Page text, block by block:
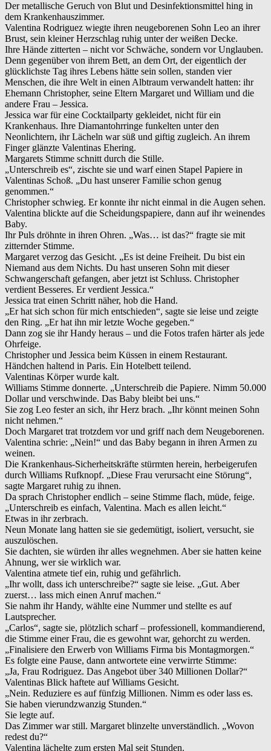
Der metallische Geruch von Blut und Desinfektionsmittel hing in
dem Krankenhauszimmer.
Valentina Rodriguez wiegte ihren neugeborenen Sohn Leo an ihrer
Brust, sein kleiner Herzschlag ruhig unter der weißen Decke.
Ihre Hände zitterten – nicht vor Schwäche, sondern vor Unglauben.
Denn gegenüber von ihrem Bett, an dem Ort, der eigentlich der
glücklichste Tag ihres Lebens hätte sein sollen, standen vier
Menschen, die ihre Welt in einen Albtraum verwandelt hatten: ihr
Ehemann Christopher, seine Eltern Margaret und William und die
andere Frau – Jessica.
Jessica war für eine Cocktailparty gekleidet, nicht für ein
Krankenhaus. Ihre Diamantohrringe funkelten unter den
Neonlichtern, ihr Lächeln war süß und giftig zugleich. An ihrem
Finger glänzte Valentinas Ehering.
Margarets Stimme schnitt durch die Stille.
„Unterschreib es“, zischte sie und warf einen Stapel Papiere in
Valentinas Schoß. „Du hast unserer Familie schon genug
genommen.“
Christopher schwieg. Er konnte ihr nicht einmal in die Augen sehen.
Valentina blickte auf die Scheidungspapiere, dann auf ihr weinendes
Baby.
Ihr Puls dröhnte in ihren Ohren. „Was… ist das?“ fragte sie mit
zitternder Stimme.
Margaret verzog das Gesicht. „Es ist deine Freiheit. Du bist ein
Niemand aus dem Nichts. Du hast unseren Sohn mit dieser
Schwangerschaft gefangen, aber jetzt ist Schluss. Christopher
verdient Besseres. Er verdient Jessica.“
Jessica trat einen Schritt näher, hob die Hand.
„Er hat sich schon für mich entschieden“, sagte sie leise und zeigte
den Ring. „Er hat ihn mir letzte Woche gegeben.“
Dann zog sie ihr Handy heraus – und die Fotos trafen härter als jede
Ohrfeige.
Christopher und Jessica beim Küssen in einem Restaurant.
Händchen haltend in Paris. Ein Hotelbett teilend.
Valentinas Körper wurde kalt.
Williams Stimme donnerte. „Unterschreib die Papiere. Nimm 50.000
Dollar und verschwinde. Das Baby bleibt bei uns.“
Sie zog Leo fester an sich, ihr Herz brach. „Ihr könnt meinen Sohn
nicht nehmen.“
Doch Margaret trat trotzdem vor und griff nach dem Neugeborenen.
Valentina schrie: „Nein!“ und das Baby begann in ihren Armen zu
weinen.
Die Krankenhaus-Sicherheitskräfte stürmten herein, herbeigerufen
durch Williams Rufknopf. „Diese Frau verursacht eine Störung“,
sagte Margaret ruhig zu ihnen.
Da sprach Christopher endlich – seine Stimme flach, müde, feige.
„Unterschreib es einfach, Valentina. Mach es allen leicht.“
Etwas in ihr zerbrach.
Neun Monate lang hatten sie sie gedemütigt, isoliert, versucht, sie
auszulöschen.
Sie dachten, sie würden ihr alles wegnehmen. Aber sie hatten keine
Ahnung, wer sie wirklich war.
Valentina atmete tief ein, ruhig und gefährlich.
„Ihr wollt, dass ich unterschreibe?“ sagte sie leise. „Gut. Aber
zuerst… lass mich einen Anruf machen.“
Sie nahm ihr Handy, wählte eine Nummer und stellte es auf
Lautsprecher.
„Carlos“, sagte sie, plötzlich scharf – professionell, kommandierend,
die Stimme einer Frau, die es gewohnt war, gehorcht zu werden.
„Finalisiere den Erwerb von Williams Firma bis Montagmorgen.“
Es folgte eine Pause, dann antwortete eine verwirrte Stimme:
„Ja, Frau Rodriguez. Das Angebot über 340 Millionen Dollar?“
Valentinas Blick haftete auf Williams Gesicht.
„Nein. Reduziere es auf fünfzig Millionen. Nimm es oder lass es.
Sie haben vierundzwanzig Stunden.“
Sie legte auf.
Das Zimmer war still. Margaret blinzelte unverständlich. „Wovon
redest du?“
Valentina lächelte zum ersten Mal seit Stunden.